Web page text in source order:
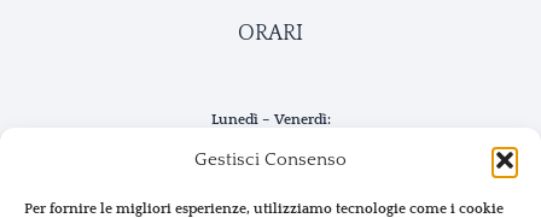
Gestisci Consenso
Per fornire le migliori esperienze, utilizziamo tecnologie come i cookie
ORARI
Lunedì – Venerdì:
09:00 – 15:30